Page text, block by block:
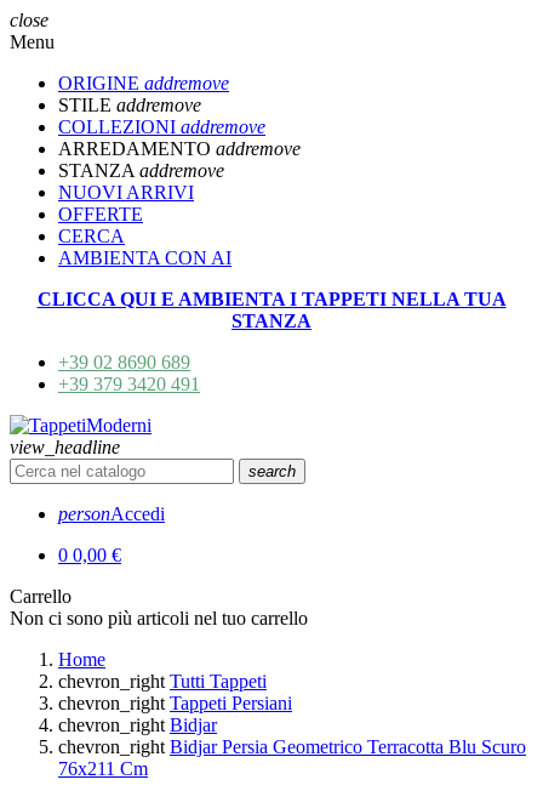
close
Menu
ORIGINE addremove
STILE addremove
COLLEZIONI addremove
ARREDAMENTO addremove
STANZA addremove
NUOVI ARRIVI
OFFERTE
CERCA
AMBIENTA CON AI
CLICCA QUI E AMBIENTA I TAPPETI NELLA TUA
STANZA
+39 02 8690 689
+39 379 3420 491
view_headline
search
personAccedi
0 0,00 €
Carrello
Non ci sono più articoli nel tuo carrello
Home
chevron_right Tutti Tappeti
chevron_right Tappeti Persiani
chevron_right Bidjar
chevron_right Bidjar Persia Geometrico Terracotta Blu Scuro
76x211 Cm